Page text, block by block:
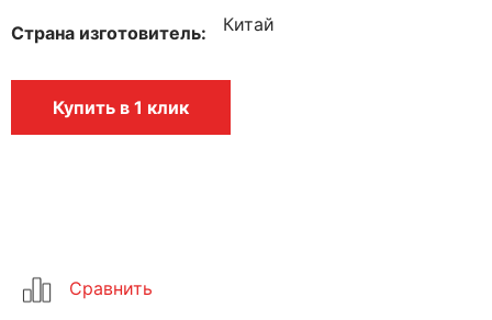
Страна изготовитель Китай
Купить в 1 клик